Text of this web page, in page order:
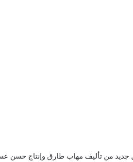
من تأليف مهاب طارق وإنتاج حسن